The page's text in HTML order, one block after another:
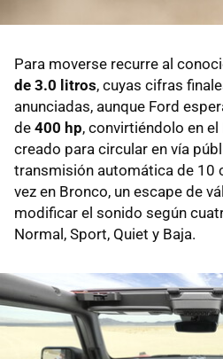
Para moverse recurre al
de 3.0 litros, cuyas cifras
anunciadas, aunque Ford
de 400 hp, convirtiéndolo en
creado para circular en vía
transmisión automática de 10
vez en Bronco, un escape de
modificar el sonido según
Normal, Sport, Quiet y Baja.